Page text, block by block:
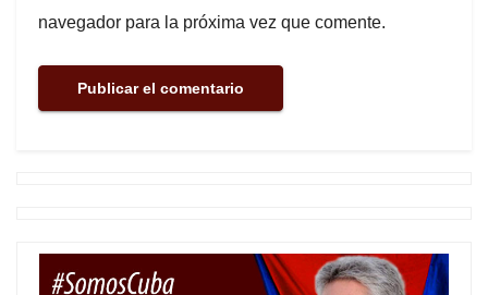
navegador para la próxima vez que comente.